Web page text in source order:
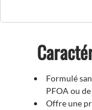
Formulé
PFOA ou de
Offre une